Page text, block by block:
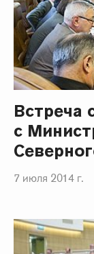
Встреча
с
7 июля 2014 г.